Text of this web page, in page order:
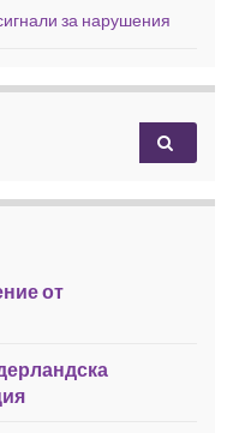
за нарушения
от